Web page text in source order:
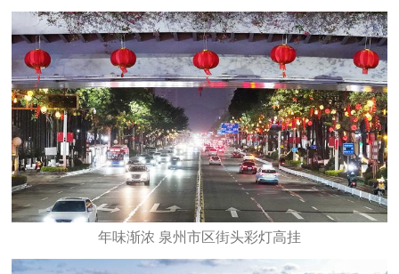
年味渐浓 泉州市区街头彩灯高挂